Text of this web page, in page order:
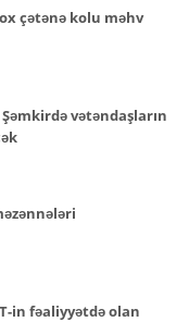
çətənə kolu məhv
vətəndaşların
in fəaliyyətdə olan